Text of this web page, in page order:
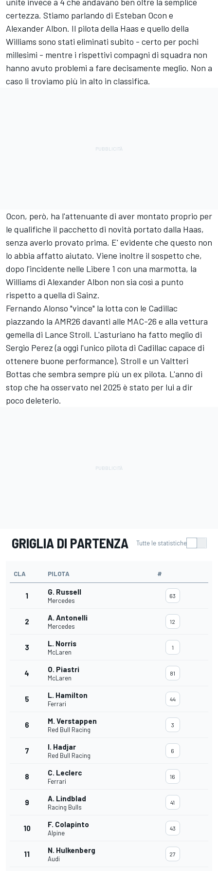
certezza. Stiamo parlando di Esteban Ocon e
Alexander Albon. Il pilota della Haas e quello della
Williams sono stati eliminati subito - certo per pochi
millesimi - mentre i rispettivi compagni di squadra non
hanno avuto problemi a fare decisamente meglio. Non a
caso li troviamo più in alto in classifica.
Ocon, però, ha l'attenuante di aver montato proprio per
le qualifiche il pacchetto di novità portato dalla Haas,
senza averlo provato prima. E' evidente che questo non
lo abbia affatto aiutato. Viene inoltre il sospetto che,
dopo l'incidente nelle Libere 1 con una marmotta, la
Williams di Alexander Albon non sia così a punto
rispetto a quella di Sainz.
Fernando Alonso "vince" la lotta con le Cadillac
piazzando la AMR26 davanti alle MAC-26 e alla vettura
gemella di Lance Stroll. L'asturiano ha fatto meglio di
Sergio Perez (a oggi l'unico pilota di Cadillac capace di
ottenere buone performance), Stroll e un Valtteri
Bottas che sembra sempre più un ex pilota. L'anno di
stop che ha osservato nel 2025 è stato per lui a dir
poco deleterio.
GRIGLIA DI PARTENZA Tutte le statistiche
CLA PILOTA #
1 G. Russell
Mercedes
63
2 A. Antonelli
Mercedes
12
3 L. Norris
McLaren
1
4 O. Piastri
McLaren
81
5 L. Hamilton
Ferrari
44
6 M. Verstappen
Red Bull Racing
3
7 I. Hadjar
Red Bull Racing
6
8 C. Leclerc
Ferrari
16
9 A. Lindblad
Racing Bulls
41
10 F. Colapinto
Alpine
43
11 N. Hulkenberg
Audi
27